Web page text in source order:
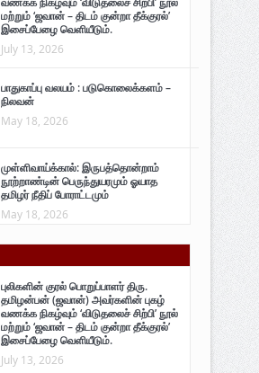
மற்றும் ‘ஜவான் – திடம் குன்றா தீக்குரல்’
இசைப்பேழை வெளியீடும்.
July 13, 2026
பாதுகாப்பு வலயம் : படுகொலைக்களம் –
நிலவன்
May 18, 2026
முள்ளிவாய்க்கால்: இருபத்தொன்றாம்
நூற்றாண்டின் பெருந்துயரமும் ஓயாத
தமிழர் நீதிப் போராட்டமும்
May 18, 2026
புலிகளின் குரல் பொறுப்பாளர் திரு.
தமிழன்பன் (ஜவான்) அவர்களின் புகழ்
வணக்க நிகழ்வும் ‘விடுதலைச் சிற்பி’ நூல்
மற்றும் ‘ஜவான் – திடம் குன்றா தீக்குரல்’
இசைப்பேழை வெளியீடும்.
July 13, 2026